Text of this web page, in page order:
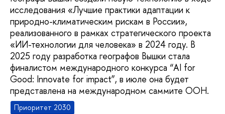
исследования «Лучшие практики адаптации к
природно-климатическим рискам в России»,
реализованного в рамках стратегического проекта
«ИИ-технологии для человека» в 2024 году. В
2025 году разработка географов Вышки стала
финалистом международного конкурса “AI for
Good: Innovate for impact”, в июле она будет
представлена на международном cаммите ООН.
Приоритет 2030